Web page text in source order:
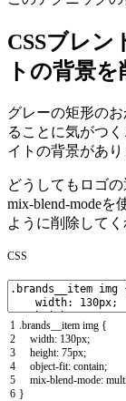
CSSブレン
トの背景
グレーの矩形の
ることに気がつ
イトの背景があり
どうしてもロゴ
mix-blend-modeを
ように削除 してく
CSS
1
2
3
4
5
6
.brands__item img {
width: 130px;
height: 75px;
object-fit: contain;
mix-blend-mode:
}